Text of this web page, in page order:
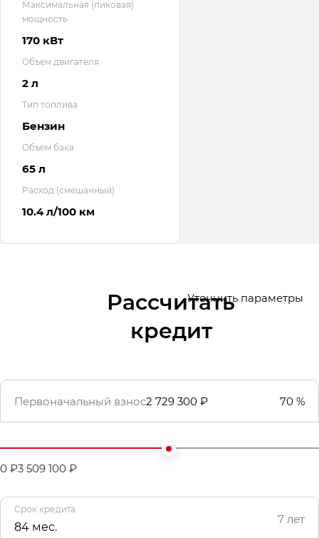
Максимальная (пиковая)
мощность
170 кВт
Объем двигателя
2 л
Тип топлива
Бензин
Объем бака
65 л
Расход (смешанный)
10.4 л/100 км
Рассчитать
кредит
Уточнить параметры
Первоначальный взнос2 729 300 ₽ 70 %
0 ₽3 509 100 ₽
Срок кредита
84 мес. 7 лет